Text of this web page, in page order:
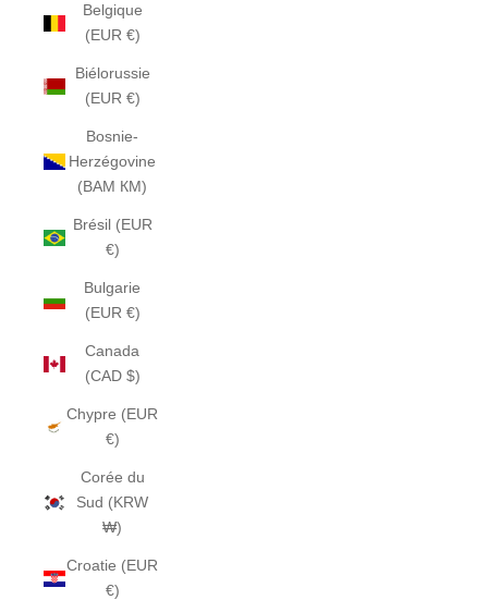
Belgique
(EUR €)
Biélorussie
(EUR €)
Bosnie-
Herzégovine
(BAM КМ)
Brésil (EUR
€)
Bulgarie
(EUR €)
Canada
(CAD $)
Chypre (EUR
€)
Corée du
Sud (KRW
₩)
Croatie (EUR
€)